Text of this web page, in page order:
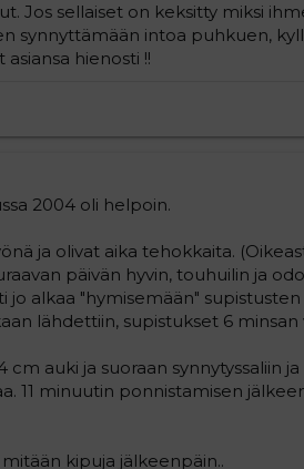
Jos sellaiset on keksitty miksi
synnyttämään intoa puhkuen,
hienosti !!
2004 oli helpoin.
ja olivat aika tehokkaita.
päivän hyvin, touhuilin ja
alkaa "hymisemään" supistusten
lähdettiin, supistukset 6 minsan
cm auki ja suoraan synnytyssaliin
11 minuutin ponnistamisen
kipuja jälkeenpäin..